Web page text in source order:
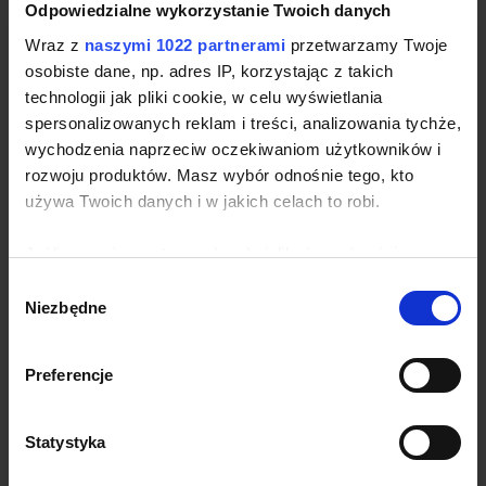
Odpowiedzialne wykorzystanie Twoich danych
Wraz z naszymi 1022 partnerami przetwarzamy Twoje
osobiste dane, np. adres IP, korzystając z takich
technologii jak pliki cookie, w celu wyświetlania
spersonalizowanych reklam i treści, analizowania tychże,
wychodzenia naprzeciw oczekiwaniom użytkowników i
rozwoju produktów. Masz wybór odnośnie tego, kto
używa Twoich danych i w jakich celach to robi.
Jeśli wyrazisz na to zgodę, chcielibyśmy również:
geograficznej z dokładnością nawet do kilku metrów
analizując charakteryzującego je zbiory danych
(fingerprinting, czyli wirtualny odcisk palca)
dane są przetwarzane oraz ustaw własne preferencje w
zgody
Niezbędne
Preferencje
Statystyka
Najnowsze komentarze
Archiwa
czerwiec 2026
kwiecień 2026